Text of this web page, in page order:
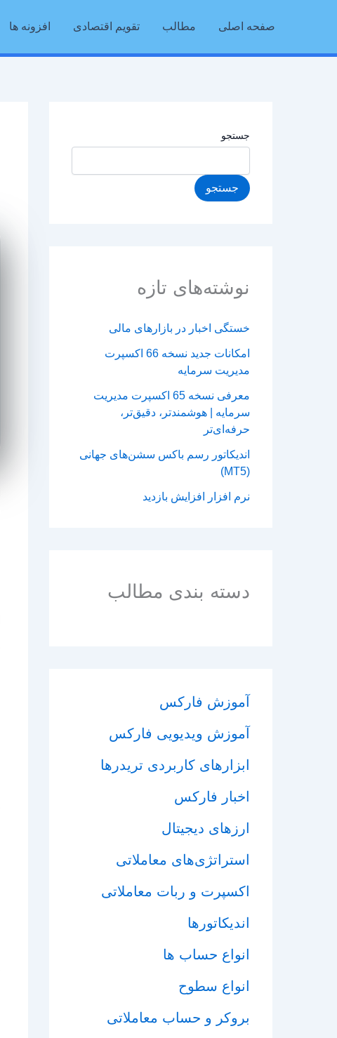
صفحه اصلی مطالب تقویم اقتصادی افزونه ها
جستجو
جستجو
نوشته‌های تازه
خستگی اخبار در بازارهای مالی
امکانات جدید نسخه 66 اکسپرت
مدیریت سرمایه
معرفی نسخه 65 اکسپرت مدیریت
سرمایه | هوشمندتر، دقیق‌تر،
حرفه‌ای‌تر
اندیکاتور رسم باکس سشن‌های جهانی
(MT5)
نرم افزار افزایش بازدید
دسته بندی مطالب
آموزش فارکس
آموزش ویدیویی فارکس
ابزارهای کاربردی تریدرها
اخبار فارکس
ارزهای دیجیتال
استراتژی‌های معاملاتی
اکسپرت و ربات معاملاتی
اندیکاتورها
انواع حساب ها
انواع سطوح
بروکر و حساب معاملاتی